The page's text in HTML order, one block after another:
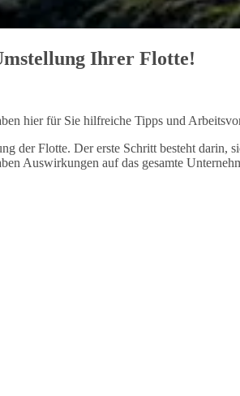
Ihrer Flotte!
hier für Sie hilfreiche Tipps und
der Flotte. Der erste Schritt besteht
Auswirkungen auf das gesamte